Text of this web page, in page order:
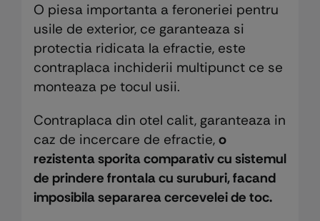
O piesa importanta a feroneriei pentru
usile de exterior, ce garanteaza si
protectia ridicata la efractie, este
contraplaca inchiderii multipunct ce se
monteaza pe tocul usii.
Contraplaca din otel calit, garanteaza in
caz de incercare de efractie, o
rezistenta sporita comparativ cu sistemul
de prindere frontala cu suruburi, facand
imposibila separarea cercevelei de toc.